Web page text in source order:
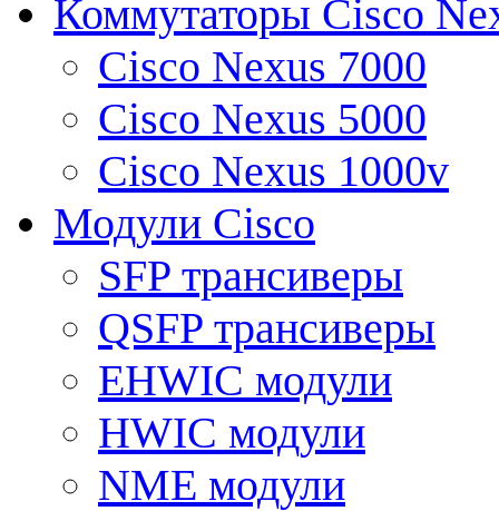
Коммутаторы Cisco
Cisco Nexus 7000
Cisco Nexus 5000
Cisco Nexus 1000v
Модули Cisco
SFP трансиверы
QSFP трансиверы
EHWIC модули
HWIC модули
NME модули